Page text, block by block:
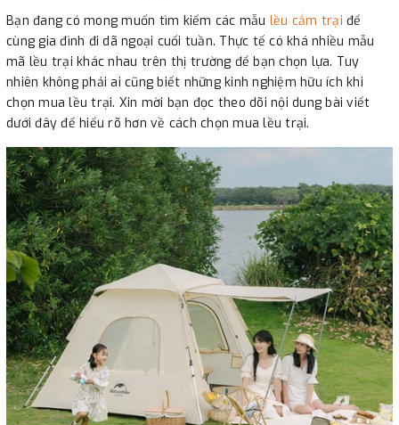
Bạn đang có mong muốn tìm kiếm các mẫu lều cắm trại để
cùng gia đình đi dã ngoại cuối tuần. Thực tế có khá nhiều mẫu
mã lều trại khác nhau trên thị trường để bạn chọn lựa. Tuy
nhiên không phải ai cũng biết những kinh nghiệm hữu ích khi
chọn mua lều trại. Xin mời bạn đọc theo dõi nội dung bài viết
dưới đây để hiểu rõ hơn về cách chọn mua lều trại.